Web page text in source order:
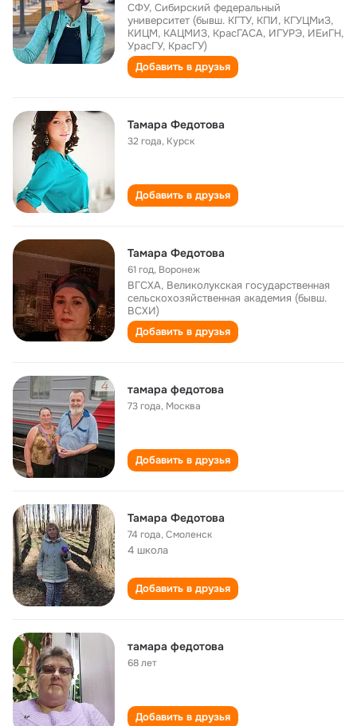
СФУ, Сибирский федеральный
университет (бывш. КГТУ, КПИ, КГУЦМиЗ,
КИЦМ, КАЦМИЗ, КрасГАСА, ИГУРЭ, ИЕиГН,
УрасГУ, КрасГУ)
Добавить в друзья
Тамара Федотова
32 года, Курск
Добавить в друзья
Тамара Федотова
61 год, Воронеж
ВГСХА, Великолукская государственная
сельскохозяйственная академия (бывш.
ВСХИ)
Добавить в друзья
тамара федотова
73 года, Москва
Добавить в друзья
Тамара Федотова
74 года,Смоленск
4 школа
Добавить в друзья
тамара федотова
68 лет
Добавить в друзья